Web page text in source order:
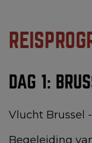
DAG 1:
Vlucht Brussel
Begeleiding